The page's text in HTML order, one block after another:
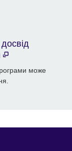
може